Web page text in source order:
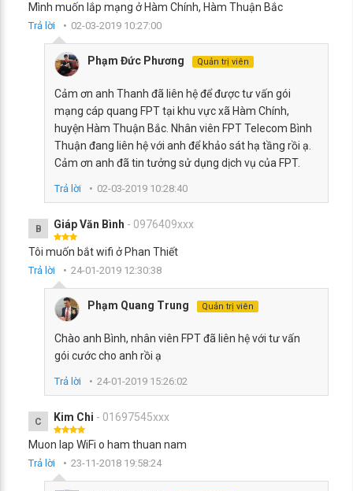
Mình muốn lắp mạng ở Hàm Chính, Hàm Thuận Bắc
Trả lời 02-03-2019 10:27:00
Phạm Đức Phương Quản trị viên
Cảm ơn anh Thanh đã liên hệ để được tư vấn gói
mạng cáp quang FPT tại khu vực xã Hàm Chính,
huyện Hàm Thuận Bắc. Nhân viên FPT Telecom Bình
Thuận đang liên hệ với anh để khảo sát hạ tầng rồi ạ.
Cảm ơn anh đã tin tưởng sử dụng dịch vụ của FPT.
Trả lời 02-03-2019 10:28:40
B Giáp Văn Bình - 0976409xxx
Tôi muốn bắt wifi ở Phan Thiết
Trả lời 24-01-2019 12:30:38
Phạm Quang Trung Quản trị viên
Chào anh Bình, nhân viên FPT đã liên hệ với tư vấn
gói cước cho anh rồi ạ
Trả lời 24-01-2019 15:26:02
C Kim Chi - 01697545xxx
Muon lap WiFi o ham thuan nam
Trả lời 23-11-2018 19:58:24